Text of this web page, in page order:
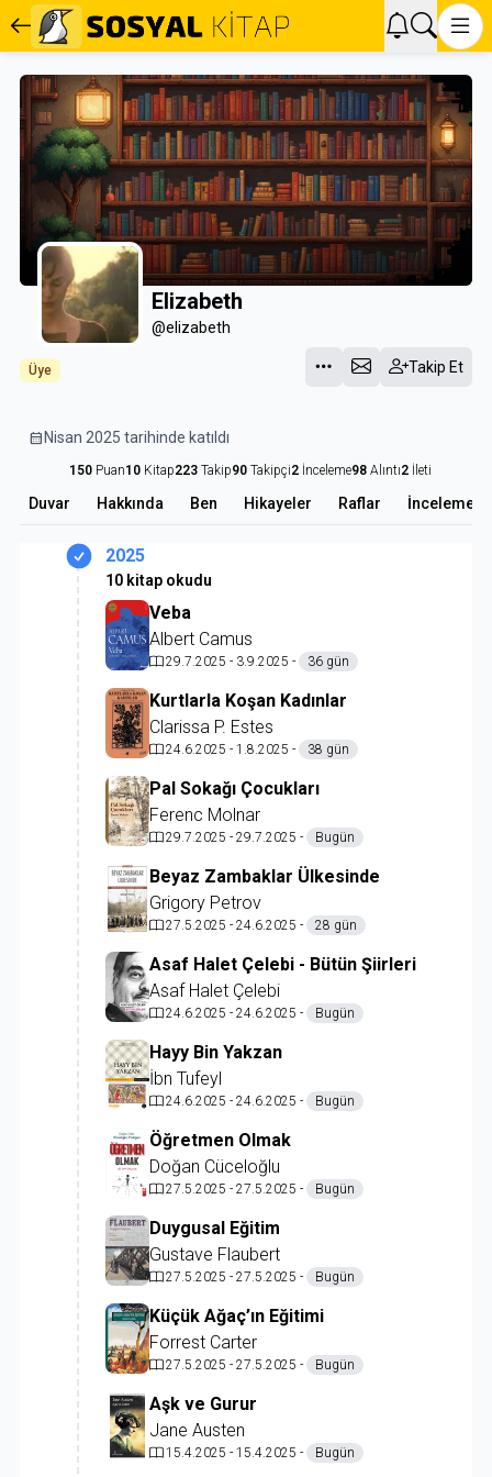
Elizabeth
@elizabeth
Takip Et
Üye
calendar_month Nisan 2025 tarihinde katıldı
150 Puan10 Kitap223 Takip90 Takipçi2 İnceleme98 Alıntı2 İleti
Duvar Hakkında Ben Hikayeler Raflar
2025
10 kitap okudu
Veba
Albert Camus
29.7.2025 - 3.9.2025 - 36 gün
Kurtlarla Koşan Kadınlar
Clarissa P. Estes
24.6.2025 - 1.8.2025 - 38 gün
Pal Sokağı Çocukları
Ferenc Molnar
29.7.2025 - 29.7.2025 - Bugün
Beyaz Zambaklar Ülkesinde
Grigory Petrov
27.5.2025 - 24.6.2025 - 28 gün
Asaf Halet Çelebi - Bütün Şiirleri
Asaf Halet Çelebi
24.6.2025 - 24.6.2025 - Bugün
Hayy Bin Yakzan
İbn Tufeyl
24.6.2025 - 24.6.2025 - Bugün
Öğretmen Olmak
Doğan Cüceloğlu
27.5.2025 - 27.5.2025 - Bugün
Duygusal Eğitim
Gustave Flaubert
27.5.2025 - 27.5.2025 - Bugün
Küçük Ağaç’ın Eğitimi
Forrest Carter
27.5.2025 - 27.5.2025 - Bugün
Aşk ve Gurur
Jane Austen
15.4.2025 - 15.4.2025 - Bugün